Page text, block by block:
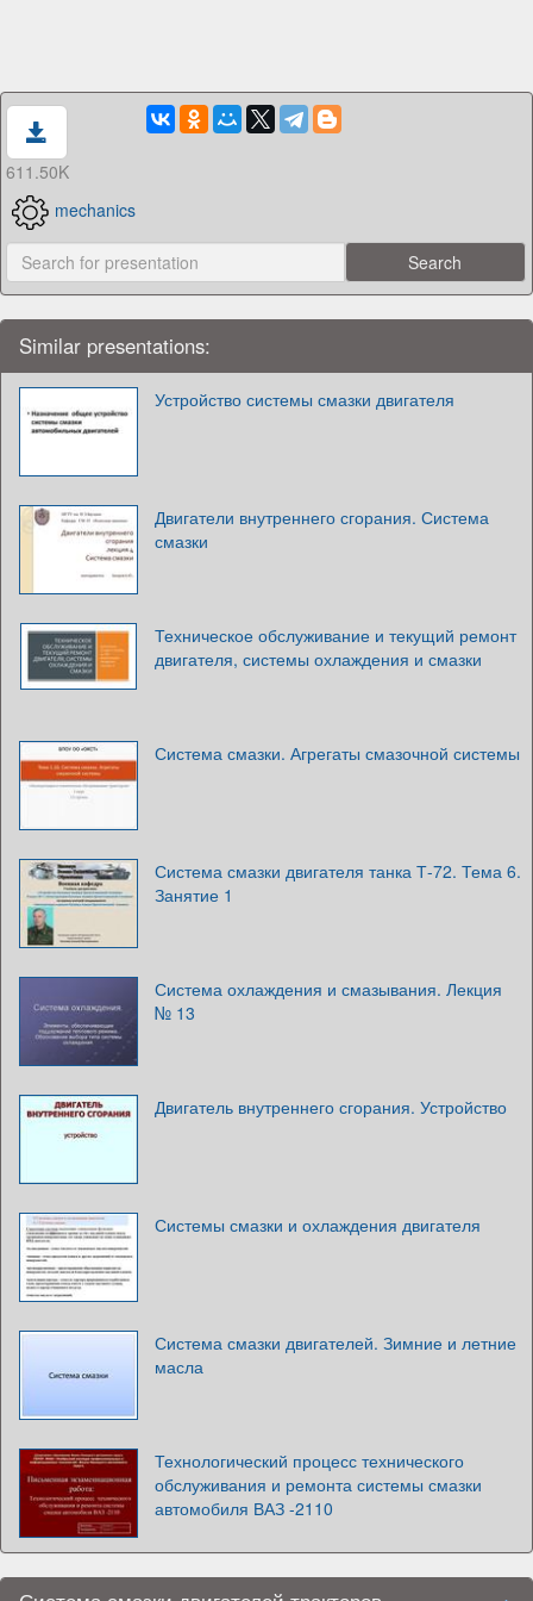
611.50K
mechanics
Similar presentations:
Устройство системы смазки двигателя
Двигатели внутреннего сгорания. Система
смазки
Техническое обслуживание и текущий ремонт
двигателя, системы охлаждения и смазки
Система смазки. Агрегаты смазочной системы
Система смазки двигателя танка Т-72. Тема 6.
Занятие 1
Система охлаждения и смазывания. Лекция
№ 13
Двигатель внутреннего сгорания. Устройство
Системы смазки и охлаждения двигателя
Система смазки двигателей. Зимние и летние
масла
Технологический процесс технического
обслуживания и ремонта системы смазки
автомобиля ВАЗ -2110